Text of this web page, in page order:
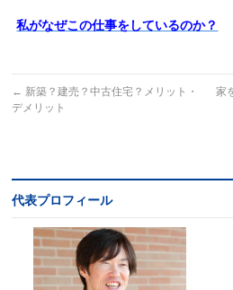
私がなぜこの仕事をしているのか？
← 新築？建売？中古住宅？メリット・
デメリット
家
代表プロフィール